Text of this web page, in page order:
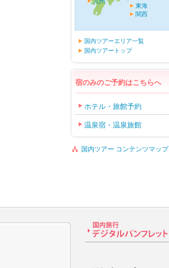
東海
関西
国内ツアーエリア一覧
国内ツアートップ
宿のみのご予約はこちらへ
ホテル・旅館予約
温泉宿・温泉旅館
国内ツアー コンテンツマップ